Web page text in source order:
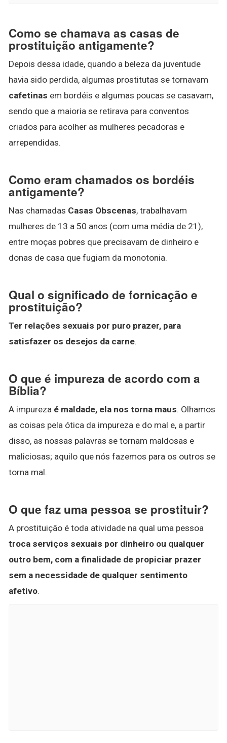
Como se chamava as casas de
prostituição antigamente?
Depois dessa idade, quando a beleza da juventude
havia sido perdida, algumas prostitutas se tornavam
cafetinas em bordéis e algumas poucas se casavam,
sendo que a maioria se retirava para conventos
criados para acolher as mulheres pecadoras e
arrependidas.
Como eram chamados os bordéis
antigamente?
Nas chamadas Casas Obscenas, trabalhavam
mulheres de 13 a 50 anos (com uma média de 21),
entre moças pobres que precisavam de dinheiro e
donas de casa que fugiam da monotonia.
Qual o significado de fornicação e
prostituição?
Ter relações sexuais por puro prazer, para
satisfazer os desejos da carne.
O que é impureza de acordo com a
Bíblia?
A impureza é maldade, ela nos torna maus. Olhamos
as coisas pela ótica da impureza e do mal e, a partir
disso, as nossas palavras se tornam maldosas e
maliciosas; aquilo que nós fazemos para os outros se
torna mal.
O que faz uma pessoa se prostituir?
A prostituição é toda atividade na qual uma pessoa
troca serviços sexuais por dinheiro ou qualquer
outro bem, com a finalidade de propiciar prazer
sem a necessidade de qualquer sentimento
afetivo.